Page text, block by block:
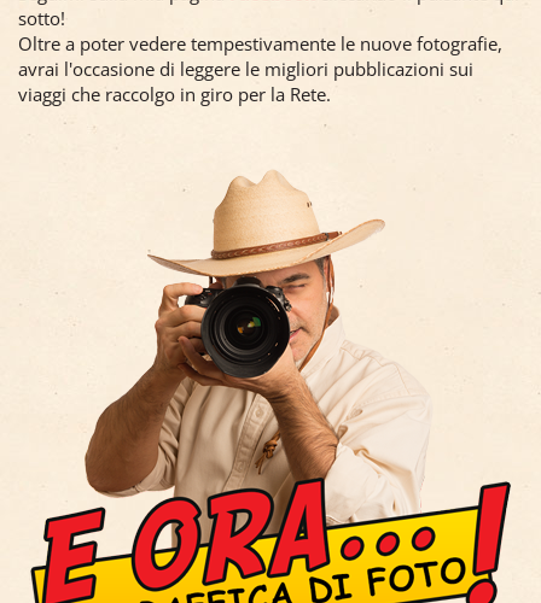
sotto!
Oltre a poter vedere tempestivamente le nuove fotografie,
avrai l'occasione di leggere le migliori pubblicazioni sui
viaggi che raccolgo in giro per la Rete.